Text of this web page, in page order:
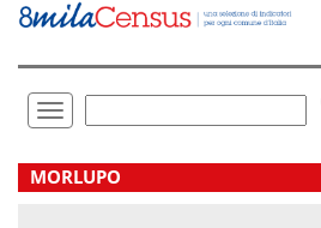
Vai
direttamente
Toggle
navigation
.
MORLUPO